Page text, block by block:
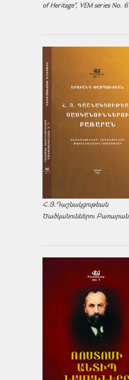
of Heritage", VEM series No. 6
Հ.Յ.Դաշնակցութեան
Ծածկանուններու Բառարան